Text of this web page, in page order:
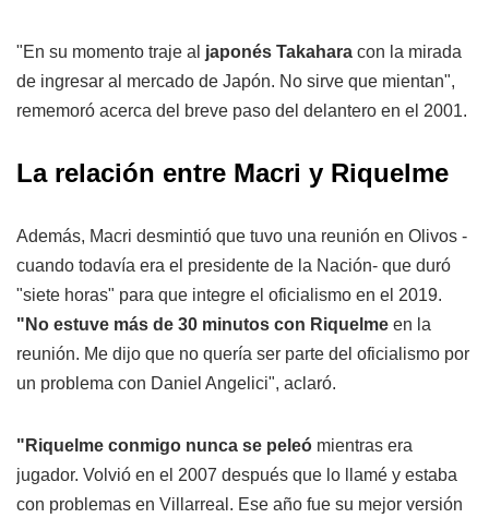
"En su momento traje al japonés Takahara con la mirada
de ingresar al mercado de Japón. No sirve que mientan",
rememoró acerca del breve paso del delantero en el 2001.
La relación entre Macri y Riquelme
Además, Macri desmintió que tuvo una reunión en Olivos -
cuando todavía era el presidente de la Nación- que duró
"siete horas" para que integre el oficialismo en el 2019.
"No estuve más de 30 minutos con Riquelme en la
reunión. Me dijo que no quería ser parte del oficialismo por
un problema con Daniel Angelici", aclaró.
"Riquelme conmigo nunca se peleó mientras era
jugador. Volvió en el 2007 después que lo llamé y estaba
con problemas en Villarreal. Ese año fue su mejor versión